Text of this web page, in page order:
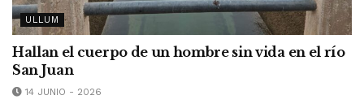
ULLUM
Hallan el cuerpo de un hombre sin vida en el río
San Juan
14 JUNIO - 2026